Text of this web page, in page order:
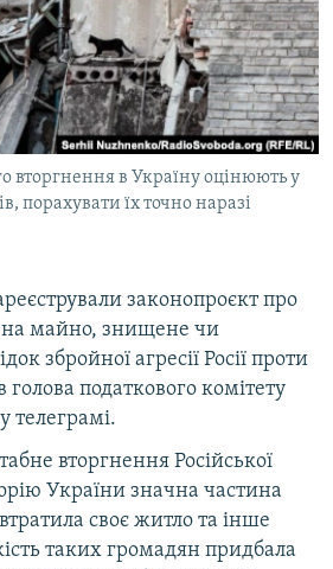
КРИМУ
вторгнення в Україну оцінюють у
порахувати їх точно наразі
законопроєкт про
на майно, знищене чи
збройної агресії Росії проти
податкового комітету
у телеграмі.
вторгнення Російської
України значна частина
своє житло та інше
таких громадян придбала